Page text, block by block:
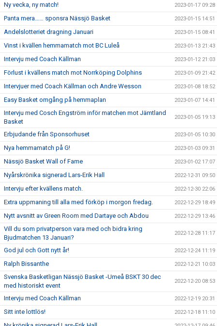
Ny vecka, ny match! 2023-01-17 09:28
Panta mera…… sponsra Nässjö Basket 2023-01-15 14:51
Andelslotteriet dragning Januari 2023-01-15 08:41
Vinst i kvällen hemmamatch mot BC Luleå 2023-01-13 21:43
Intervju med Coach Källman 2023-01-12 21:03
Förlust i kvällens match mot Norrköping Dolphins 2023-01-09 21:42
Intervjuer med Coach Källman och Andre Wesson 2023-01-08 18:52
Easy Basket omgång på hemmaplan 2023-01-07 14:41
Intervju med Cosch Engström inför matchen mot Jämtland
Basket
2023-01-05 19:13
Erbjudande från Sponsorhuset 2023-01-05 10:30
Nya hemmamatch på G! 2023-01-03 09:31
Nässjö Basket Wall of Fame 2023-01-02 17:07
Nyårskrönika signerad Lars-Erik Hall 2022-12-31 09:50
Intervju efter kvällens match. 2022-12-30 22:06
Extra uppmaning till alla med förköp i morgon fredag. 2022-12-29 18:49
Nytt avsnitt av Green Room med Dartaye och Abdou 2022-12-29 13:46
Vill du som privatperson vara med och bidra kring
Bjudmatchen 13 Januari?
2022-12-28 11:17
God jul och Gott nytt år! 2022-12-24 11:19
Ralph Bissanthe 2022-12-21 10:03
Svenska Basketligan Nässjö Basket -Umeå BSKT 30 dec
med historiskt event
2022-12-20 08:53
Intervju med Coach Källman 2022-12-19 20:31
Sitt inte lottlös! 2022-12-18 11:10